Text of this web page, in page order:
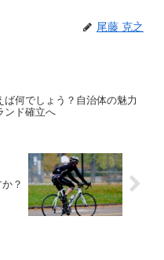
尾藤 克之
ば何でしょう？自治体の魅力
ンド確立へ
？